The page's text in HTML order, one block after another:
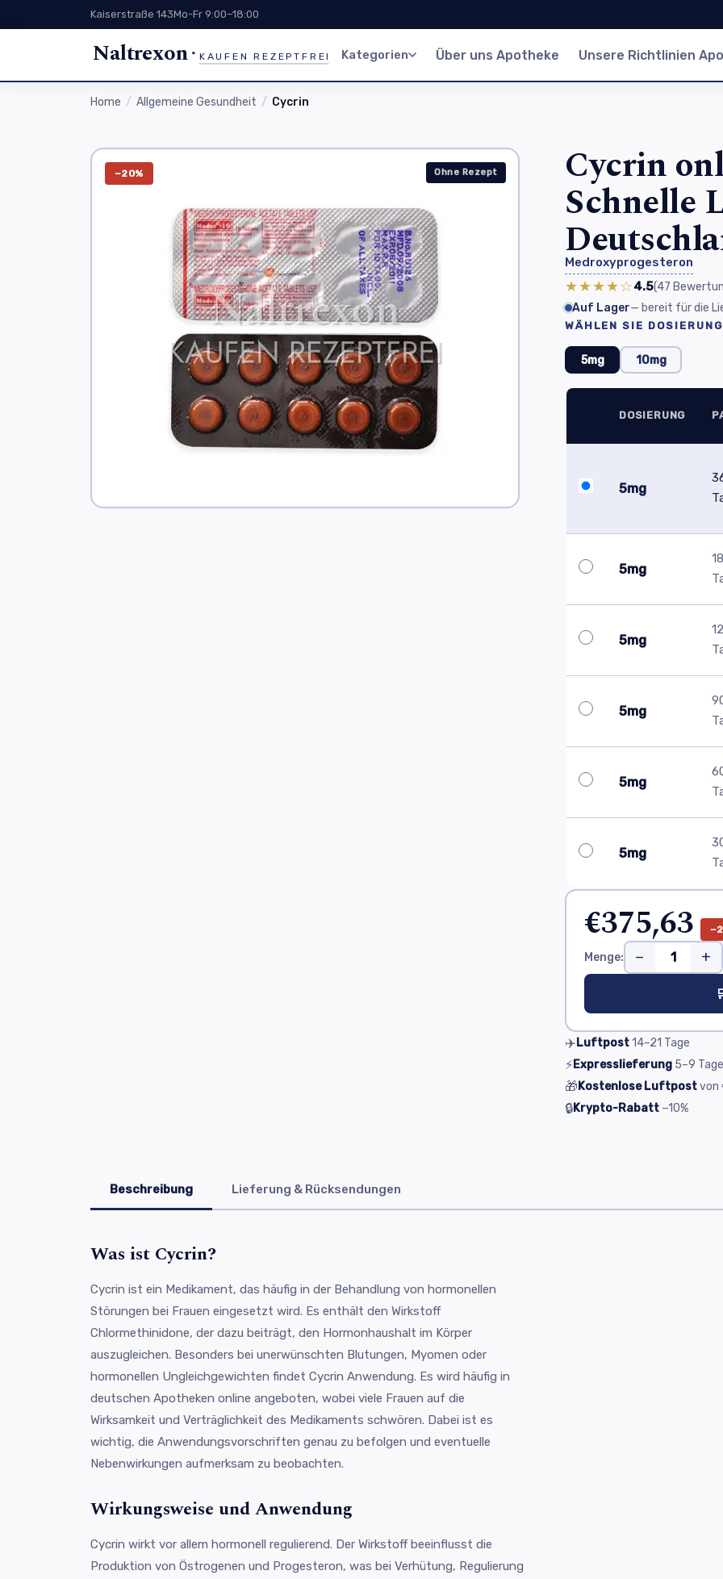
Kaiserstraße 143Mo-Fr 9:00–18:00
Naltrexon KAUFEN REZEPTFREI Kategorien Über uns Apotheke Unsere Richtlinien
Home Allgemeine Gesundheit Cycrin
−20% Ohne Rezept Cycrin
Schnelle
Medroxyprogesteron
★★★★☆4.5(47
Auf Lager— bereit für die
WÄHLEN SIE DOSIERUNG
5mg 10mg
DOSIERUNG
5mg
5mg
5mg
5mg
5mg
5mg
€375,63
Menge: − +
✈️Luftpost14–21 Tage
⚡Expresslieferung 5–9 Tage
🎁Kostenlose Luftpostvon
🔒Krypto-Rabatt −10%
Beschreibung Lieferung & Rücksendungen
Was ist Cycrin?
Cycrin ist ein Medikament, das häufig in der Behandlung von hormonellen
Störungen bei Frauen eingesetzt wird. Es enthält den Wirkstoff
Chlormethinidone, der dazu beiträgt, den Hormonhaushalt im Körper
auszugleichen. Besonders bei unerwünschten Blutungen, Myomen oder
hormonellen Ungleichgewichten findet Cycrin Anwendung. Es wird häufig in
deutschen Apotheken online angeboten, wobei viele Frauen auf die
Wirksamkeit und Verträglichkeit des Medikaments schwören. Dabei ist es
wichtig, die Anwendungsvorschriften genau zu befolgen und eventuelle
Nebenwirkungen aufmerksam zu beobachten.
Wirkungsweise und Anwendung
Cycrin wirkt vor allem hormonell regulierend. Der Wirkstoff beeinflusst die
Produktion von Östrogenen und Progesteron, was bei Verhütung, Regulierung